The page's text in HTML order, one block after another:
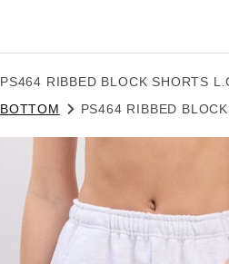
PS464 RIBBED BLOCK SHORTS
BOTTOM PS464 RIBBED